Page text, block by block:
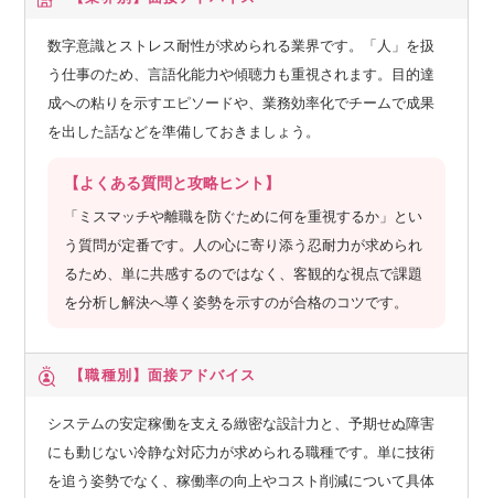
数字意識とストレス耐性が求められる業界です。「人」を扱
う仕事のため、言語化能力や傾聴力も重視されます。目的達
成への粘りを示すエピソードや、業務効率化でチームで成果
を出した話などを準備しておきましょう。
【よくある質問と攻略ヒント】
「ミスマッチや離職を防ぐために何を重視するか」とい
う質問が定番です。人の心に寄り添う忍耐力が求められ
るため、単に共感するのではなく、客観的な視点で課題
を分析し解決へ導く姿勢を示すのが合格のコツです。
【職種別】 面接アドバイス
システムの安定稼働を支える緻密な設計力と、予期せぬ障害
にも動じない冷静な対応力が求められる職種です。単に技術
を追う姿勢でなく、稼働率の向上やコスト削減について具体